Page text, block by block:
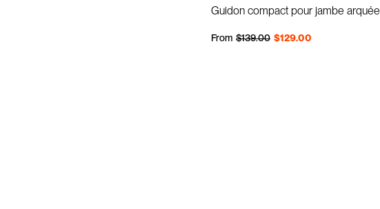
Guidon compact pour jambe arquée
From $129.00
Prix régulier
$139.00
Prix réduit